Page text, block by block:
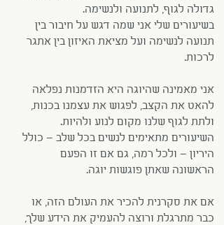
גדולה לגוף, לתנועה ולנשימה.
בשיעורים שלי אני שמה דגש על חיבור בין
תנועה לנשימה ועל מציאת האיזון בין אתגר
לרכות.
אני מאמינה שהיוגה היא הזדמנות נפלאה
להאט את הקצב, לפגוש את עצמנו בכנות,
ולתת לגוף שלנו מקום לנוע ולהיות.
השיעורים מתאימים לנשים בכל שלב – כולל
היריון – ולכל רמה, גם אם זו הפעם
הראשונה שאתן פוגשות יוגה.
אם את סקרנית להכיר את העולם הזה, או
כבר מתרגלת ורוצה להעמיק את הידע שלך,